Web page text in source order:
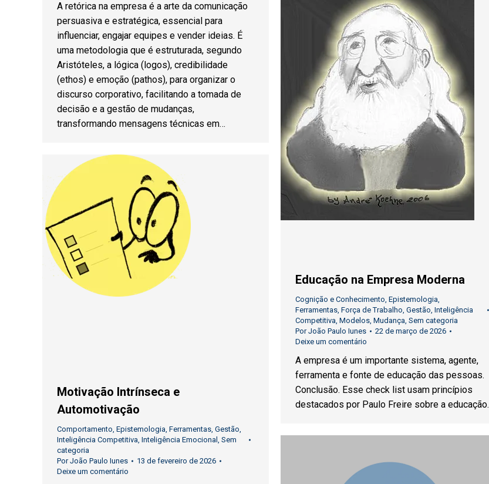
A retórica na empresa é a arte da comunicação
persuasiva e estratégica, essencial para
influenciar, engajar equipes e vender ideias. É
uma metodologia que é estruturada, segundo
Aristóteles, a lógica (logos), credibilidade
(ethos) e emoção (pathos), para organizar o
discurso corporativo, facilitando a tomada de
decisão e a gestão de mudanças,
transformando mensagens técnicas em…
Educação na Empresa Moderna
Cognição e Conhecimento, Epistemologia,
Ferramentas, Força de Trabalho, Gestão, Inteligência
Competitiva, Modelos, Mudança, Sem categoria
PorJoão Paulo Iunes
22 de março de 2026
Deixe um comentário
A empresa é um importante sistema, agente,
ferramenta e fonte de educação das pessoas.
Conclusão. Esse check list usam princípios
destacados por Paulo Freire sobre a educação.
Motivação Intrínseca e
Automotivação
Comportamento, Epistemologia, Ferramentas, Gestão,
Inteligência Competitiva, Inteligência Emocional , Sem
categoria
PorJoão Paulo Iunes
13 de fevereiro de 2026
Deixe um comentário